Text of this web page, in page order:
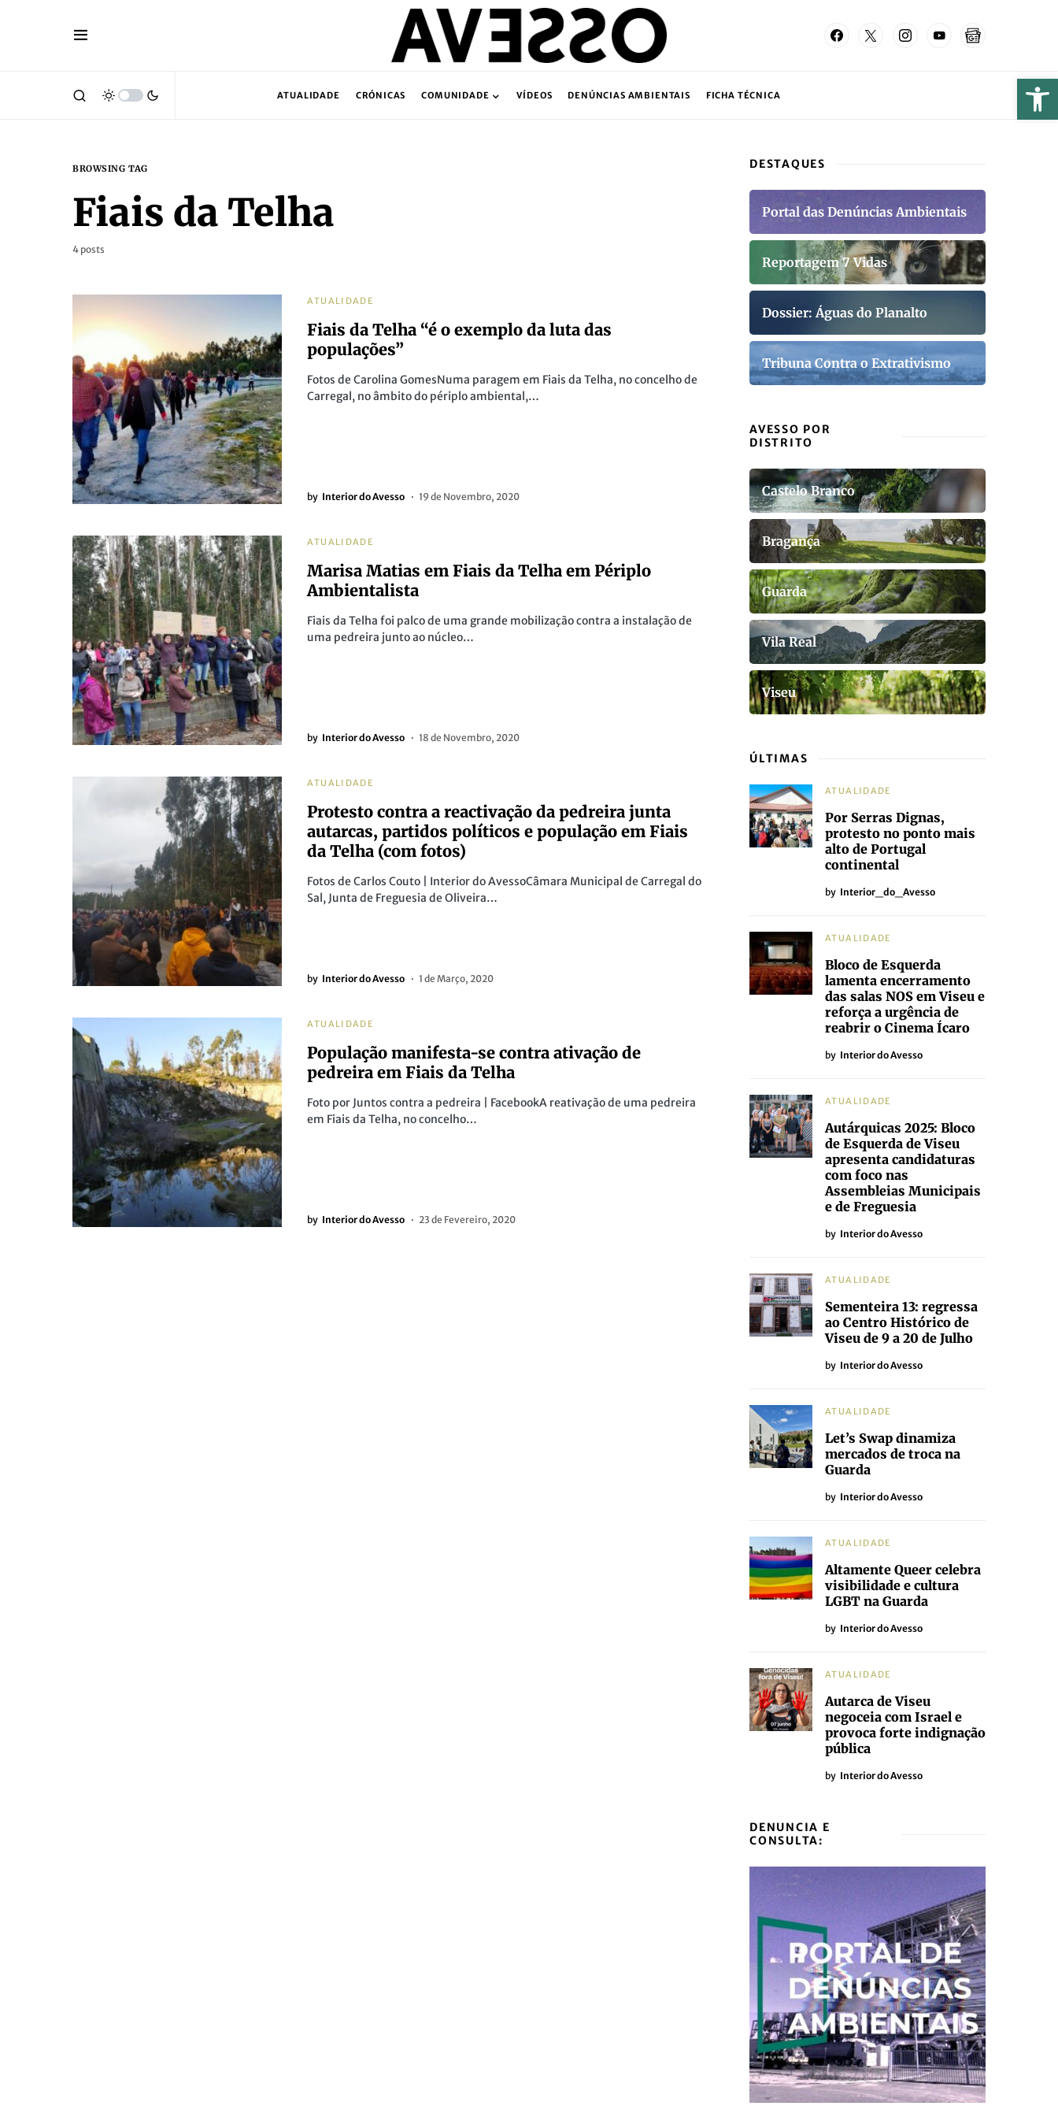
ATUALIDADE CRÓNICAS COMUNIDADE VÍDEOS DENÚNCIAS AMBIENTAIS FICHA TÉCNICA
BROWSING TAG
Fiais da Telha
4 posts
ATUALIDADE
Fiais da Telha “é o exemplo da luta das
populações”
Fotos de Carolina GomesNuma paragem em Fiais da Telha, no concelho de
Carregal, no âmbito do périplo ambiental,…
by Interior do Avesso 19 de Novembro, 2020
ATUALIDADE
Marisa Matias em Fiais da Telha em Périplo
Ambientalista
Fiais da Telha foi palco de uma grande mobilização contra a instalação de
uma pedreira junto ao núcleo…
by Interior do Avesso 18 de Novembro, 2020
ATUALIDADE
Protesto contra a reactivação da pedreira junta
autarcas, partidos políticos e população em Fiais
da Telha (com fotos)
Fotos de Carlos Couto | Interior do AvessoCâmara Municipal de Carregal do
Sal, Junta de Freguesia de Oliveira…
by Interior do Avesso 1 de Março, 2020
ATUALIDADE
População manifesta-se contra ativação de
pedreira em Fiais da Telha
Foto por Juntos contra a pedreira | FacebookA reativação de uma pedreira
em Fiais da Telha, no concelho…
by Interior do Avesso 23 de Fevereiro, 2020
DESTAQUES
Portal das Denúncias Ambientais
Reportagem 7 Vidas
Dossier: Águas do Planalto
Tribuna Contra o Extrativismo
AVESSO POR
DISTRITO
Castelo Branco
Bragança
Guarda
Vila Real
Viseu
ÚLTIMAS
ATUALIDADE
Por Serras Dignas,
protesto no ponto mais
alto de Portugal
continental
by Interior_do_Avesso
ATUALIDADE
Bloco de Esquerda
lamenta encerramento
das salas NOS em Viseu e
reforça a urgência de
reabrir o Cinema Ícaro
by Interior do Avesso
ATUALIDADE
Autárquicas 2025: Bloco
de Esquerda de Viseu
apresenta candidaturas
com foco nas
Assembleias Municipais
e de Freguesia
by Interior do Avesso
ATUALIDADE
Sementeira 13: regressa
ao Centro Histórico de
Viseu de 9 a 20 de Julho
by Interior do Avesso
ATUALIDADE
Let’s Swap dinamiza
mercados de troca na
Guarda
by Interior do Avesso
ATUALIDADE
Altamente Queer celebra
visibilidade e cultura
LGBT na Guarda
by Interior do Avesso
ATUALIDADE
Autarca de Viseu
negoceia com Israel e
provoca forte indignação
pública
by Interior do Avesso
DENUNCIA E
CONSULTA: